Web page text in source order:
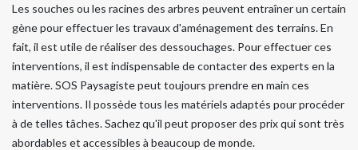
Les souches ou les racines des arbres peuvent entraîner un certain
gène pour effectuer les travaux d'aménagement des terrains. En
fait, il est utile de réaliser des dessouchages. Pour effectuer ces
interventions, il est indispensable de contacter des experts en la
matière. SOS Paysagiste peut toujours prendre en main ces
interventions. Il possède tous les matériels adaptés pour procéder
à de telles tâches. Sachez qu'il peut proposer des prix qui sont très
abordables et accessibles à beaucoup de monde.